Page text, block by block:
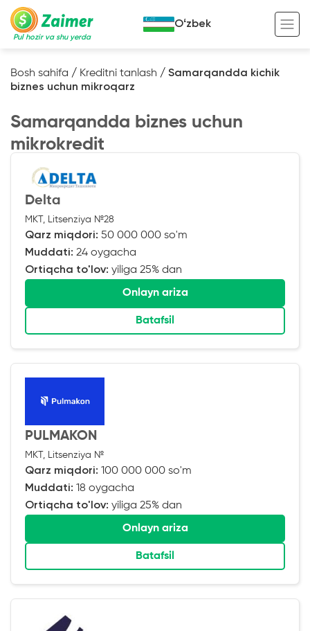
Pul hozir va shu yerda
Garov evaziga kredit
Avto garov evaziga kredit
Ko’chmas mulk garov evaziga kredit
Maxsus texnika garov evaziga kredit
Kredit onlayn
Tadbirkorlar uchun onlayn kredit
O‘zini o‘zi band qilganlar uchun onlayn
kredit
Foydali
Kreditingizning hayotiy tsikli
Kalkulyator
Oʻzbek
Bosh sahifa / Kreditni tanlash / Samarqandda kichik
biznes uchun mikroqarz
Samarqandda biznes uchun
mikrokredit
Delta
MKT, Litsenziya №28
Qarz miqdori: 50 000 000 so'm
Muddati: 24 oygacha
Ortiqcha to'lov: yiliga 25% dan
Onlayn ariza
Batafsil
PULMAKON
MKT, Litsenziya №
Qarz miqdori: 100 000 000 so'm
Muddati: 18 oygacha
Ortiqcha to'lov: yiliga 25% dan
Onlayn ariza
Batafsil